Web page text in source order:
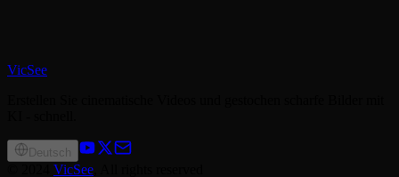
VicSee
Deutsch
VicSee